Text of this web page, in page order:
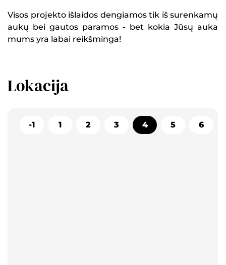
Visos projekto išlaidos dengiamos tik iš surenkamų
aukų bei gautos paramos - bet kokia Jūsų auka
mums yra labai reikšminga!
Lokacija
6
5
4
3
2
1
-1